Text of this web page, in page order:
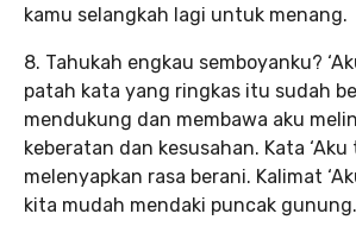
kamu selangkah lagi untuk menang.
8. Tahukah engkau semboyanku?
patah kata yang ringkas itu sudah
mendukung dan membawa aku
keberatan dan kesusahan. Kata ‘Aku
melenyapkan rasa berani. Kalimat
kita mudah mendaki puncak gunung.